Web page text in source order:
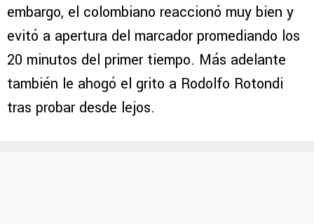
embargo, el colombiano reaccionó muy bien y
evitó a apertura del marcador promediando los
20 minutos del primer tiempo. Más adelante
también le ahogó el grito a Rodolfo Rotondi
tras probar desde lejos.